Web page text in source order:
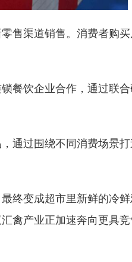
售渠道销售。消费者购
餐饮企业合作，通过联
通过围绕不同消费场景
终变成超市里新鲜的冷
禽产业正加速奔向更具